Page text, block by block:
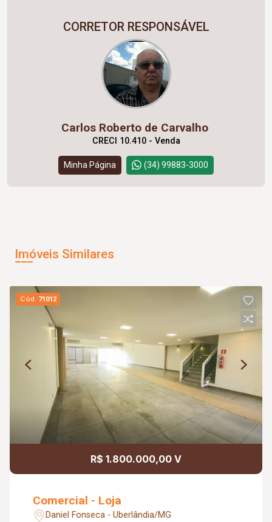
CORRETOR RESPONSÁVEL
Carlos Roberto de Carvalho
CRECI 10.410 - Venda
Minha Página (34) 99883-3000
Imóveis Similares
Cód. 71012
R$ 1.800.000,00 V
Comercial - Loja
Daniel Fonseca - Uberlândia/MG